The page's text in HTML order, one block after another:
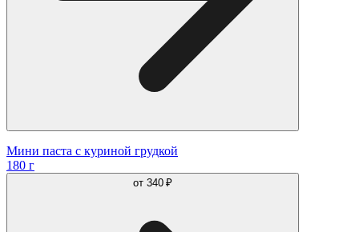
Мини паста с куриной грудкой
180 г
от 340 ₽